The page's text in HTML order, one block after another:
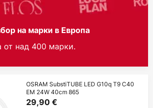
на марки в Европа
от над 400 марки.
OSRAM SubstiTUBE LED G10q T9 C40
EM 24W 40cm 865
29,90 €